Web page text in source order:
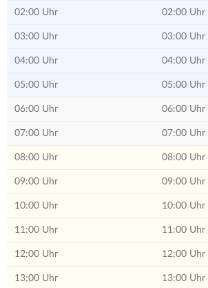
02:00 Uhr 02:00 Uhr
03:00 Uhr 03:00 Uhr
04:00 Uhr 04:00 Uhr
05:00 Uhr 05:00 Uhr
06:00 Uhr 06:00 Uhr
07:00 Uhr 07:00 Uhr
08:00 Uhr 08:00 Uhr
09:00 Uhr 09:00 Uhr
10:00 Uhr 10:00 Uhr
11:00 Uhr 11:00 Uhr
12:00 Uhr 12:00 Uhr
13:00 Uhr 13:00 Uhr